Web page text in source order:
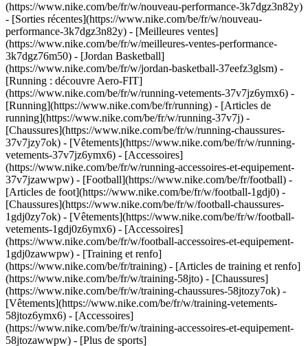
(https://www.nike.com/be/fr/w/nouveau-performance-3k7dgz3n82y)
- [Sorties récentes](https://www.nike.com/be/fr/w/nouveau-
performance-3k7dgz3n82y) - [Meilleures ventes]
(https://www.nike.com/be/fr/w/meilleures-ventes-performance-
3k7dgz76m50) - [Jordan Basketball]
(https://www.nike.com/be/fr/w/jordan-basketball-37eefz3glsm) -
[Running : découvre Aero-FIT]
(https://www.nike.com/be/fr/w/running-vetements-37v7jz6ymx6) -
[Running](https://www.nike.com/be/fr/running) - [Articles de
running](https://www.nike.com/be/fr/w/running-37v7j) -
[Chaussures](https://www.nike.com/be/fr/w/running-chaussures-
37v7jzy7ok) - [Vêtements](https://www.nike.com/be/fr/w/running-
vetements-37v7jz6ymx6) - [Accessoires]
(https://www.nike.com/be/fr/w/running-accessoires-et-equipement-
37v7jzawwpw) - [Football](https://www.nike.com/be/fr/football) -
[Articles de foot](https://www.nike.com/be/fr/w/football-1gdj0) -
[Chaussures](https://www.nike.com/be/fr/w/football-chaussures-
1gdj0zy7ok) - [Vêtements](https://www.nike.com/be/fr/w/football-
vetements-1gdj0z6ymx6) - [Accessoires]
(https://www.nike.com/be/fr/w/football-accessoires-et-equipement-
1gdj0zawwpw) - [Training et renfo]
(https://www.nike.com/be/fr/training) - [Articles de training et renfo]
(https://www.nike.com/be/fr/w/training-58jto) - [Chaussures]
(https://www.nike.com/be/fr/w/training-chaussures-58jtozy7ok) -
[Vêtements](https://www.nike.com/be/fr/w/training-vetements-
58jtoz6ymx6) - [Accessoires]
(https://www.nike.com/be/fr/w/training-accessoires-et-equipement-
58jtozawwpw) - [Plus de sports]